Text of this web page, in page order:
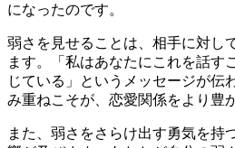
になったのです。
弱さを見せることは、相手に対し
ます。「私はあなたにこれを話す
じている」というメッセージが伝
み重ねこそが、恋愛関係をより豊
また、弱さをさらけ出す勇気を持